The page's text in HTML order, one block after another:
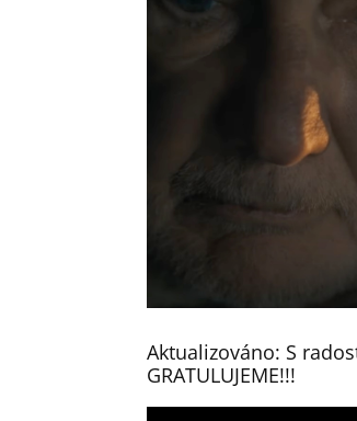
Aktualizováno: S
GRATULUJEME!!!